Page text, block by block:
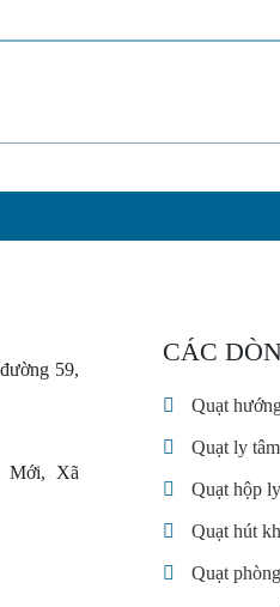
59,
Mới, Xã
CÁC
Quạt
Quạt ly tâm
Quạt hộp
Quạt hút
Quạt